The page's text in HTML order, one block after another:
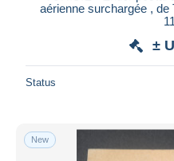
aérienne surchargée , de
±
Status
New